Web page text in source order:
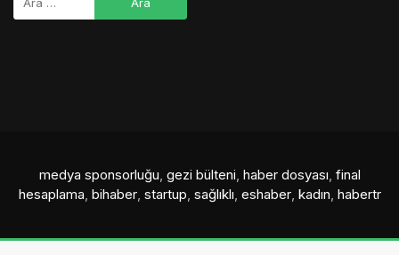
medya sponsorluğu gezi bülteni haber dosyası final
hesaplama bihaber, startup sağlıklı eshaber, kadın habertr